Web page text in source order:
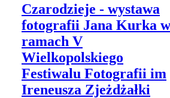
Czarodzieje - wystawa
fotografii Jana Kurka w
ramach V
Wielkopolskiego
Festiwalu Fotografii im
Ireneusza Zjeżdżałki